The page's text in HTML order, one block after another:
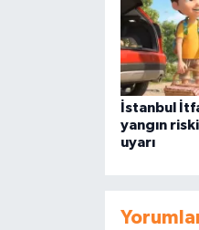
İstanbul
yangın
uyarı